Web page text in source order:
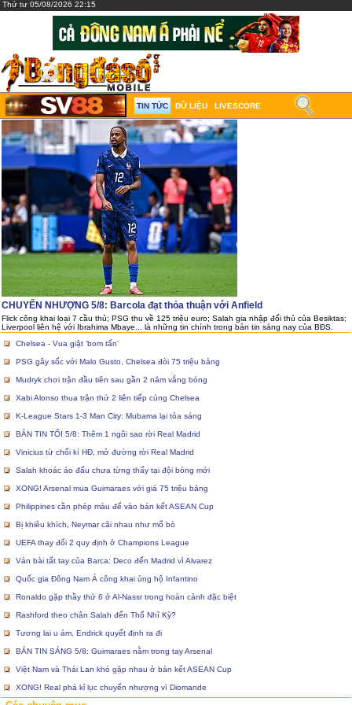
Thứ tư 05/08/2026 22:15
TIN TỨC DỮ LIỆU LIVESCORE
CHUYỂN NHƯỢNG 5/8: Barcola đạt thỏa thuận với Anfield
Flick công khai loại 7 cầu thủ; PSG thu về 125 triệu euro; Salah gia nhập đối thủ của Besiktas;
Liverpool liên hệ với Ibrahima Mbaye... là những tin chính trong bản tin sáng nay của BĐS.
Chelsea - Vua giật ‘bom tấn’
PSG gây sốc với Malo Gusto, Chelsea đòi 75 triệu bảng
Mudryk chơi trận đầu tiên sau gần 2 năm vắng bóng
Xabi Alonso thua trận thứ 2 liên tiếp cùng Chelsea
K-League Stars 1-3 Man City: Mubama lại tỏa sáng
BẢN TIN TỐI 5/8: Thêm 1 ngôi sao rời Real Madrid
Vinicius từ chối kí HĐ, mở đường rời Real Madrid
Salah khoác áo đấu chưa từng thấy tại đội bóng mới
XONG! Arsenal mua Guimaraes với giá 75 triệu bảng
Philippines cần phép màu để vào bán kết ASEAN Cup
Bị khiêu khích, Neymar cãi nhau như mổ bò
UEFA thay đổi 2 quy định ở Champions League
Ván bài tất tay của Barca: Deco đến Madrid vì Alvarez
Quốc gia Đông Nam Á công khai ủng hộ Infantino
Ronaldo gặp thầy thứ 6 ở Al-Nassr trong hoàn cảnh đặc biệt
Rashford theo chân Salah đến Thổ Nhĩ Kỳ?
Tương lai u ám, Endrick quyết định ra đi
BẢN TIN SÁNG 5/8: Guimaraes nằm trong tay Arsenal
Việt Nam và Thái Lan khó gặp nhau ở bán kết ASEAN Cup
XONG! Real phá kỉ lục chuyển nhượng vì Diomande